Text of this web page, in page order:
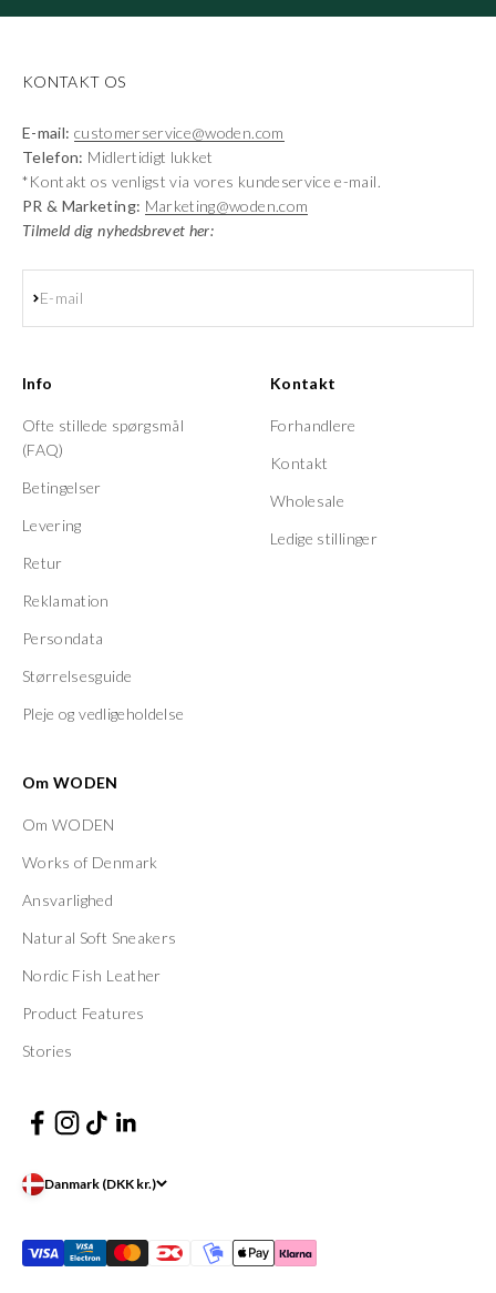
KONTAKT OS
E-mail: customerservice@woden.com
Telefon: Midlertidigt lukket
*Kontakt os venligst via vores kundeservice e-mail.
PR & Marketing: Marketing@woden.com
Tilmeld dig nyhedsbrevet her:
E-mail
Abonnér
Info
Ofte stillede spørgsmål
(FAQ)
Betingelser
Levering
Retur
Reklamation
Persondata
Størrelsesguide
Pleje og vedligeholdelse
Kontakt
Forhandlere
Kontakt
Wholesale
Ledige stillinger
Om WODEN
Om WODEN
Works of Denmark
Ansvarlighed
Natural Soft Sneakers
Nordic Fish Leather
Product Features
Stories
Danmark (DKK kr.)